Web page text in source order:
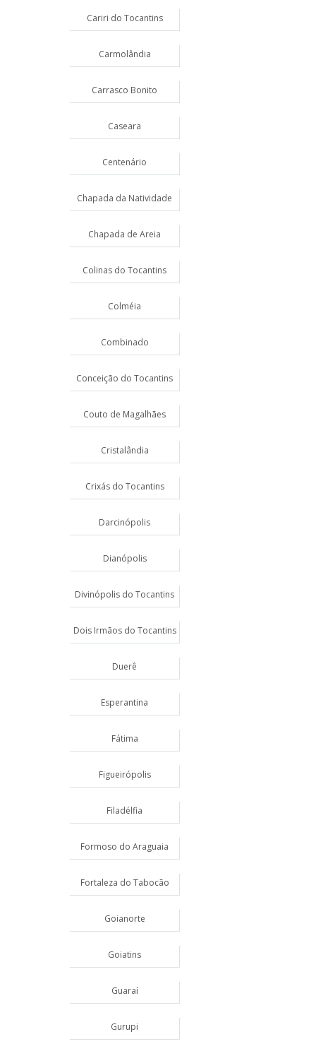
Cariri do Tocantins
Carmolândia
Carrasco Bonito
Caseara
Centenário
Chapada da Natividade
Chapada de Areia
Colinas do Tocantins
Colméia
Combinado
Conceição do Tocantins
Couto de Magalhães
Cristalândia
Crixás do Tocantins
Darcinópolis
Dianópolis
Divinópolis do Tocantins
Dois Irmãos do Tocantins
Duerê
Esperantina
Fátima
Figueirópolis
Filadélfia
Formoso do Araguaia
Fortaleza do Tabocão
Goianorte
Goiatins
Guaraí
Gurupi